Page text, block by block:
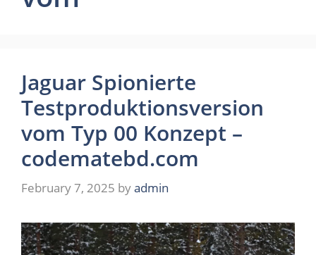
Jaguar Spionierte
Testproduktionsversion
vom Typ 00 Konzept –
codematebd.com
February 7, 2025 byadmin